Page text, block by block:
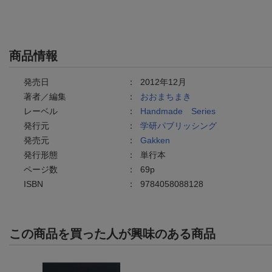
商品情報
発売日 ： 2012年12月
著者／編集
： おおまちまき
レーベル
： Handmade Series
発行元
： 学研パブリッシング
発売元
： Gakken
発行形態
： 単行本
ページ数
： 69p
ISBN
： 9784058088128
この商品を買った人が興味のある商品